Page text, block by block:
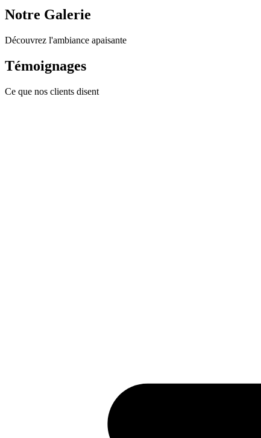
Notre Galerie
Découvrez l'ambiance apaisante
Témoignages
Ce que nos clients disent